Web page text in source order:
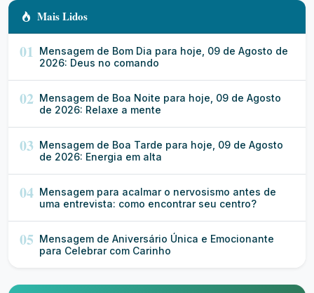
Mais Lidos
01 Mensagem de Bom Dia para hoje, 09 de Agosto de
2026: Deus no comando
02 Mensagem de Boa Noite para hoje, 09 de Agosto
de 2026: Relaxe a mente
03 Mensagem de Boa Tarde para hoje, 09 de Agosto
de 2026: Energia em alta
04 Mensagem para acalmar o nervosismo antes de
uma entrevista: como encontrar seu centro?
05 Mensagem de Aniversário Única e Emocionante
para Celebrar com Carinho